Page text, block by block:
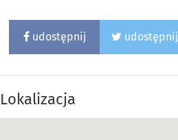
udostępnij udostępnij
Lokalizacja